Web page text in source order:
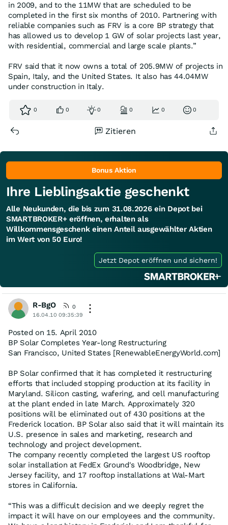
in 2009, and to the 11MW that are scheduled to be
completed in the first six months of 2010. Partnering with
reliable companies such as FRV is a core BP strategy that
has allowed us to develop 1 GW of solar projects last year,
with residential, commercial and large scale plants.”
FRV said that it now owns a total of 205.9MW of projects in
Spain, Italy, and the United States. It also has 44.04MW
under construction in Italy.
0 0 0 0 0 0
Zitieren
Bonus Aktion
Ihre Lieblingsaktie geschenkt
Alle Neukunden, die bis zum 31.08.2026 ein Depot bei
SMARTBROKER+ eröffnen, erhalten als
Willkommensgeschenk einen Anteil ausgewählter Aktien
im Wert von 50 Euro!
Jetzt Depot eröffnen und sichern!
R-BgO
0
16.04.10 09:35:39
Posted on 15. April 2010
BP Solar Completes Year-long Restructuring
San Francisco, United States [RenewableEnergyWorld.com]
BP Solar confirmed that it has completed it restructuring
efforts that included stopping production at its facility in
Maryland. Silicon casting, wafering, and cell manufacturing
at the plant ended in late March. Approximately 320
positions will be eliminated out of 430 positions at the
Frederick location. BP Solar also said that it will maintain its
U.S. presence in sales and marketing, research and
technology and project development.
The company recently completed the largest US rooftop
solar installation at FedEx Ground's Woodbridge, New
Jersey facility, and 17 rooftop installations at Wal-Mart
stores in California.
“This was a difficult decision and we deeply regret the
impact it will have on our employees and the community.